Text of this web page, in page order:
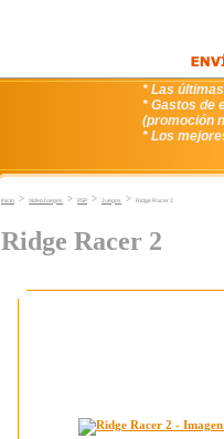
* Las
* Gastos de
(promoción
* Los
Inicio > VideoJuegos > PSP > Juegos > Ridge Racer 2
Ridge Racer 2